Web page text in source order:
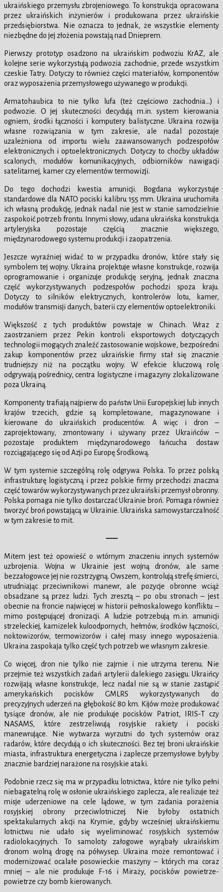
ukraińskiego przemysłu zbrojeniowego. To konstrukcja opracowana
przez ukraińskich inżynierów i produkowana przez ukraińskie
przedsiębiorstwa. Nie oznacza to jednak, że wszystkie elementy
niezbędne do jej złożenia powstają nad Dnieprem.
Pierwszy prototyp osadzono na ukraińskim podwoziu KrAZ, ale
kolejne serie wykorzystują podwozia zachodnie, przede wszystkim
czeskie Tatry. Dotyczy to również części materiałów, komponentów
oraz wyposażenia przemysłowego używanego w produkcji.
Armatohaubica to nie tylko lufa (też częściowo zachodnia…) i
podwozie. O jej skuteczności decydują m.in. system kierowania
ogniem, środki łączności i komputery balistyczne. Ukraina rozwija
własne rozwiązania w tym zakresie, ale nadal pozostaje
uzależniona od importu wielu zaawansowanych podzespołów
elektronicznych i optoelektronicznych. Dotyczy to choćby układów
scalonych, modułów komunikacyjnych, odbiorników nawigacji
satelitarnej, kamer czy elementów termowizji.
Do tego dochodzi kwestia amunicji. Bogdana wykorzystuje
standardowe dla NATO pociski kalibru 155 mm. Ukraina uruchomiła
ich własną produkcję, jednak nadal nie jest w stanie samodzielnie
zaspokoić potrzeb frontu. Innymi słowy, udana ukraińska konstrukcja
artyleryjska pozostaje częścią znacznie większego,
międzynarodowego systemu produkcji i zaopatrzenia.
Jeszcze wyraźniej widać to w przypadku dronów, które stały się
symbolem tej wojny. Ukraina projektuje własne konstrukcje, rozwija
oprogramowanie i organizuje produkcję seryjną, jednak znaczna
część wykorzystywanych podzespołów pochodzi spoza kraju.
Dotyczy to silników elektrycznych, kontrolerów lotu, kamer,
modułów transmisji danych, baterii czy elementów optoelektroniki.
Większość z tych produktów powstaje w Chinach. Wraz z
zaostrzaniem przez Pekin kontroli eksportowych dotyczących
technologii mogących znaleźć zastosowanie wojskowe, bezpośredni
zakup komponentów przez ukraińskie firmy stał się znacznie
trudniejszy niż na początku wojny. W efekcie kluczową rolę
odgrywają pośrednicy, centra logistyczne i magazyny zlokalizowane
poza Ukrainą.
Komponenty trafiają najpierw do państw Unii Europejskiej lub innych
krajów trzecich, gdzie są kompletowane, magazynowane i
kierowane do ukraińskich producentów. A więc i dron –
zaprojektowany, zmontowany i używany przez Ukraińców –
pozostaje produktem międzynarodowego łańcucha dostaw
rozciągającego się od Azji po Europę Środkową.
W tym systemie szczególną rolę odgrywa Polska. To przez polską
infrastrukturę logistyczną i przez polskie firmy przechodzi znaczna
część towarów wykorzystywanych przez ukraiński przemysł obronny.
Polska pomaga nie tylko dostarczać Ukrainie broń. Pomaga również
tworzyć broń powstającą w Ukrainie. Ukraińska samowystarczalność
w tym zakresie to mit.
—–
Mitem jest też opowieść o wtórnym znaczeniu innych systemów
uzbrojenia. Wojna w Ukrainie jest wojną dronów, ale same
bezzałogowce jej nie rozstrzygną. Owszem, kontrolują strefę śmierci,
utrudniając przeciwnikowi manewr, ale pozycje obronne wciąż
obsadzane są przez ludzi. Tych zresztą – po obu stronach – jest
obecnie na froncie najwięcej w historii pełnoskalowego konfliktu –
mimo postępującej dronizacji. A ludzie potrzebują m.in. amunicji
strzeleckiej, kamizelek kuloodpornych, hełmów, środków łączności,
noktowizorów, termowizorów i całej masy innego wyposażenia.
Ukraina zaspokaja tylko część tych potrzeb we własnym zakresie.
Co więcej, dron nie tylko nie zajmie i nie utrzyma terenu. Nie
przejmie też wszystkich zadań artylerii dalekiego zasięgu. Ukraińcy
rozwijają własne konstrukcje, lecz nadal nie są w stanie zastąpić
amerykańskich pocisków GMLRS wykorzystywanych do
precyzyjnych uderzeń na głębokość 80 km. Kijów może produkować
tysiące dronów, ale nie produkuje pocisków Patriot, IRIS-T czy
NASAMS, które zestrzeliwują rosyjskie rakiety i pociski
manewrujące. Nie wytwarza wyrzutni do tych systemów oraz
radarów, które decydują o ich skuteczności. Bez tej broni ukraińskie
miasta, infrastruktura energetyczna i zaplecze przemysłowe byłyby
znacznie bardziej narażone na rosyjskie ataki.
Podobnie rzecz się ma w przypadku lotnictwa, które nie tylko pełni
niebagatelną rolę w osłonie ukraińskiego zaplecza, ale realizuje też
misje uderzeniowe na cele lądowe, w tym zadania porażenia
rosyjskiej obrony przeciwlotniczej. Nie byłoby ostatnich
spektakularnych akcji na Krymie, gdyby wcześniej ukraińskiemu
lotnictwu nie udało się wyeliminować rosyjskich systemów
radiolokacyjnych. To samoloty załogowe wyrąbały ukraińskim
dronom wolną drogę na półwysep. Ukraina może remontować i
modernizować ocalałe posowieckie maszyny – których ma coraz
mniej – ale nie produkuje F-16 i Miraży, pocisków powietrze-
powietrze czy bomb kierowanych.